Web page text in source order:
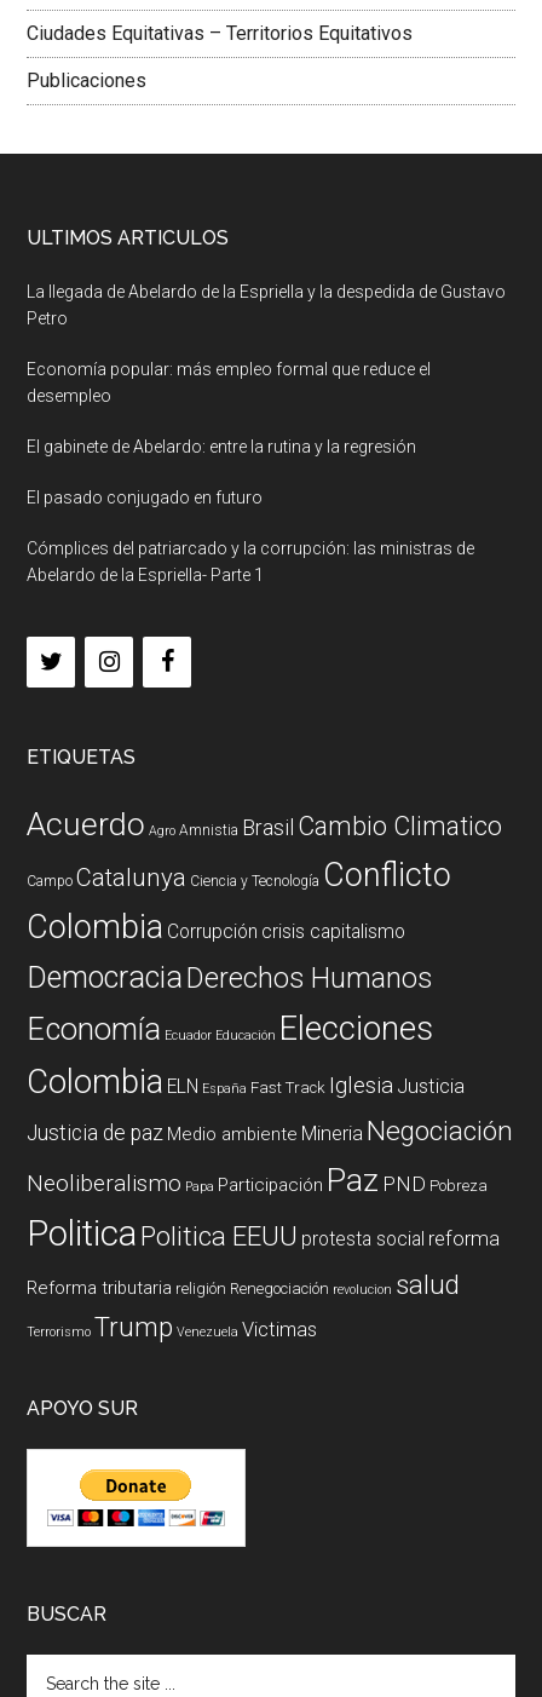
Ciudades Equitativas – Territorios Equitativos
Publicaciones
ULTIMOS ARTICULOS
La llegada de Abelardo de la Espriella y la despedida de Gustavo
Petro
Economía popular: más empleo formal que reduce el
desempleo
El gabinete de Abelardo: entre la rutina y la regresión
El pasado conjugado en futuro
Cómplices del patriarcado y la corrupción: las ministras de
Abelardo de la Espriella- Parte 1
ETIQUETAS
Acuerdo Agro Amnistia Brasil Cambio Climatico
Campo Catalunya Ciencia y Tecnología Conflicto
Colombia Corrupción crisis capitalismo
DemocraciaDerechos Humanos
Economía Ecuador Educación Elecciones
Colombia ELN España Fast Track Iglesia Justicia
Justicia de paz Medio ambiente Mineria Negociación
Neoliberalismo Papa Participación Paz PND Pobreza
PoliticaPolitica EEUU protesta social reforma
Reforma tributaria religión Renegociación revolucion salud
Terrorismo Trump Venezuela Victimas
APOYO SUR
BUSCAR